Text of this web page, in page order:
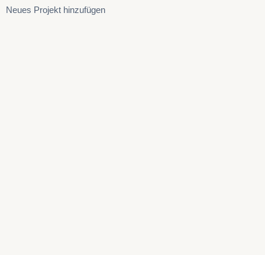
Neues Projekt hinzufügen